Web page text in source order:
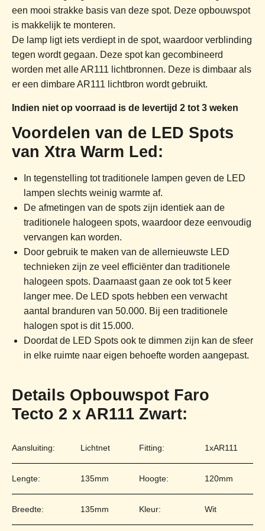
een mooi strakke basis van deze spot. Deze opbouwspot
is makkelijk te monteren.
De lamp ligt iets verdiept in de spot, waardoor verblinding
tegen wordt gegaan. Deze spot kan gecombineerd
worden met alle AR111 lichtbronnen. Deze is dimbaar als
er een dimbare AR111 lichtbron wordt gebruikt.
Indien niet op voorraad is de levertijd 2 tot 3 weken
Voordelen van de LED Spots
van Xtra Warm Led:
In tegenstelling tot traditionele lampen geven de LED
lampen slechts weinig warmte af.
De afmetingen van de spots zijn identiek aan de
traditionele halogeen spots, waardoor deze eenvoudig
vervangen kan worden.
Door gebruik te maken van de allernieuwste LED
technieken zijn ze veel efficiënter dan traditionele
halogeen spots. Daarnaast gaan ze ook tot 5 keer
langer mee. De LED spots hebben een verwacht
aantal branduren van 50.000. Bij een traditionele
halogen spot is dit 15.000.
Doordat de LED Spots ook te dimmen zijn kan de sfeer
in elke ruimte naar eigen behoefte worden aangepast.
Details Opbouwspot Faro
Tecto 2 x AR111 Zwart:
Aansluiting: Lichtnet Fitting: 1xAR111
Lengte: 135mm Hoogte: 120mm
Breedte: 135mm Kleur: Wit